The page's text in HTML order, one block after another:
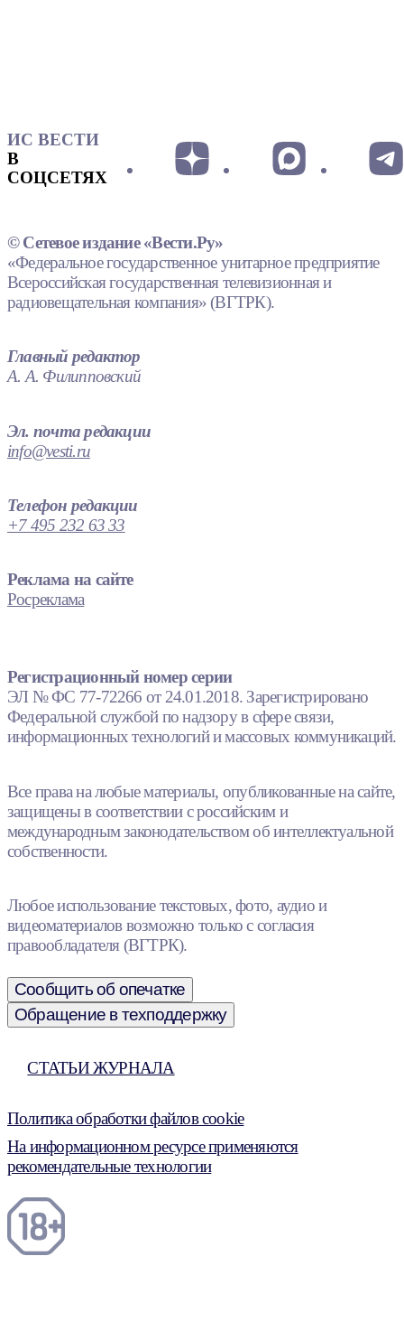
ИС ВЕСТИ
В
СОЦСЕТЯХ
© Сетевое издание «Вести.Ру»
«Федеральное государственное унитарное предприятие
Всероссийская государственная телевизионная и
радиовещательная компания» (ВГТРК).
Главный редактор
А. А. Филипповский
Эл. почта редакции
info@vesti.ru
Телефон редакции
+7 495 232 63 33
Реклама на сайте
Росреклама
Регистрационный номер серии
ЭЛ № ФС 77-72266 от 24.01.2018. Зарегистрировано
Федеральной службой по надзору в сфере связи,
информационных технологий и массовых коммуникаций.
Все права на любые материалы, опубликованные на сайте,
защищены в соответствии с российским и
международным законодательством об интеллектуальной
собственности.
Любое использование текстовых, фото, аудио и
видеоматериалов возможно только с согласия
правообладателя (ВГТРК).
Сообщить об опечатке
Обращение в техподдержку
СТАТЬИ ЖУРНАЛА
Политика обработки файлов cookie
На информационном ресурсе применяются
рекомендательные технологии